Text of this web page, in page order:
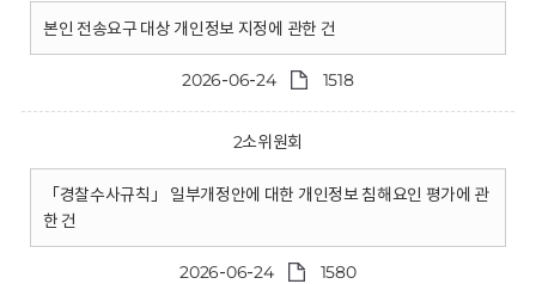
본인 전송요구 대상 개인정보 지정에 관한 건
2026-06-24 1518
2소위원회
「경찰수사규칙」 일부개정안에 대한 개인정보 침해요인 평가에 관
한 건
2026-06-24 1580